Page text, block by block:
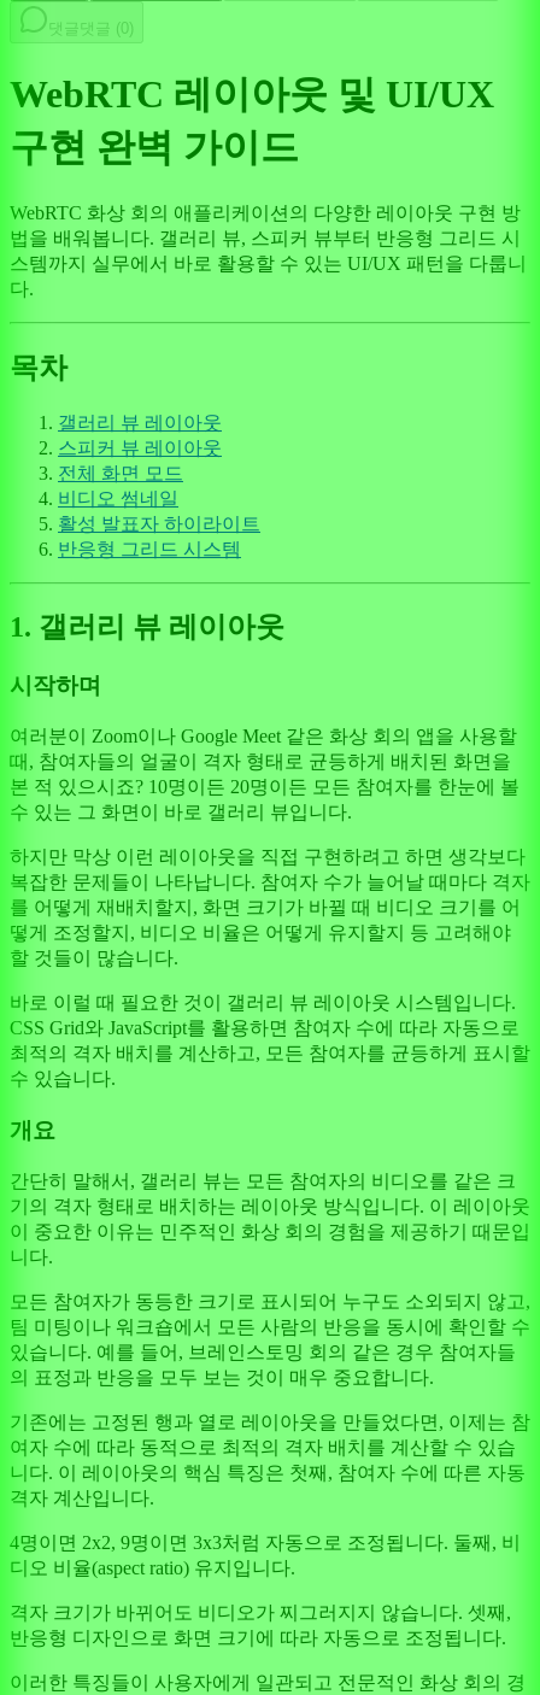
댓글 댓글 (0 )
WebRTC 레이아웃 및 UI/UX
구현 완벽 가이드
WebRTC 화상 회의 애플리케이션의 다양한 레이아웃 구현 방
법을 배워봅니다. 갤러리 뷰, 스피커 뷰부터 반응형 그리드 시
스템까지 실무에서 바로 활용할 수 있는 UI/UX 패턴을 다룹니
다.
목차
갤러리 뷰 레이아웃
스피커 뷰 레이아웃
전체 화면 모드
비디오 썸네일
활성 발표자 하이라이트
반응형 그리드 시스템
1. 갤러리 뷰 레이아웃
시작하며
여러분이 Zoom이나 Google Meet 같은 화상 회의 앱을 사용할
때, 참여자들의 얼굴이 격자 형태로 균등하게 배치된 화면을
본 적 있으시죠? 10명이든 20명이든 모든 참여자를 한눈에 볼
수 있는 그 화면이 바로 갤러리 뷰입니다.
하지만 막상 이런 레이아웃을 직접 구현하려고 하면 생각보다
복잡한 문제들이 나타납니다. 참여자 수가 늘어날 때마다 격자
를 어떻게 재배치할지, 화면 크기가 바뀔 때 비디오 크기를 어
떻게 조정할지, 비디오 비율은 어떻게 유지할지 등 고려해야
할 것들이 많습니다.
바로 이럴 때 필요한 것이 갤러리 뷰 레이아웃 시스템입니다.
CSS Grid와 JavaScript를 활용하면 참여자 수에 따라 자동으로
최적의 격자 배치를 계산하고, 모든 참여자를 균등하게 표시할
수 있습니다.
개요
간단히 말해서, 갤러리 뷰는 모든 참여자의 비디오를 같은 크
기의 격자 형태로 배치하는 레이아웃 방식입니다. 이 레이아웃
이 중요한 이유는 민주적인 화상 회의 경험을 제공하기 때문입
니다.
모든 참여자가 동등한 크기로 표시되어 누구도 소외되지 않고,
팀 미팅이나 워크숍에서 모든 사람의 반응을 동시에 확인할 수
있습니다. 예를 들어, 브레인스토밍 회의 같은 경우 참여자들
의 표정과 반응을 모두 보는 것이 매우 중요합니다.
기존에는 고정된 행과 열로 레이아웃을 만들었다면, 이제는 참
여자 수에 따라 동적으로 최적의 격자 배치를 계산할 수 있습
니다. 이 레이아웃의 핵심 특징은 첫째, 참여자 수에 따른 자동
격자 계산입니다.
4명이면 2x2, 9명이면 3x3처럼 자동으로 조정됩니다. 둘째, 비
디오 비율(aspect ratio) 유지입니다.
격자 크기가 바뀌어도 비디오가 찌그러지지 않습니다. 셋째,
반응형 디자인으로 화면 크기에 따라 자동으로 조정됩니다.
이러한 특징들이 사용자에게 일관되고 전문적인 화상 회의 경